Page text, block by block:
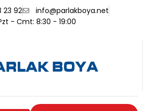
23 92
info@parlakboya.net
- Cmt: 8:30 - 19:00